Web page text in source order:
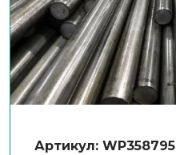
Артикул: WP358795